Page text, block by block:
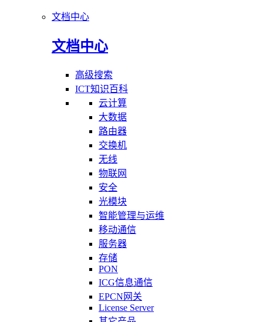
文档中心
文档中心
高级搜索
ICT知识百科
云计算
大数据
路由器
交换机
无线
物联网
安全
光模块
智能管理与运维
移动通信
服务器
存储
PON
ICG信息通信
EPCN网关
License Server